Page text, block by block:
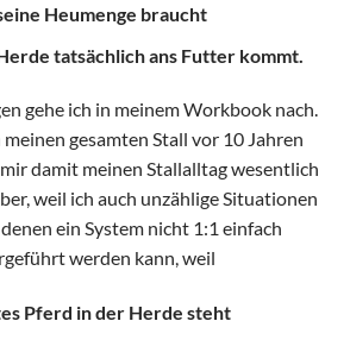
Heumenge braucht
tatsächlich ans Futter kommt.
gehe ich in meinem Workbook nach.
gesamten Stall vor 10 Jahren
damit meinen Stallalltag wesentlich
weil ich auch unzählige Situationen
ein System nicht 1:1 einfach
werden kann, weil
Pferd in der Herde steht